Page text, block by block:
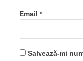
Email *
Salvează-mi